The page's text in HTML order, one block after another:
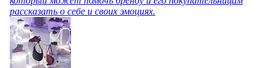
рассказать о себе и своих эмоциях.